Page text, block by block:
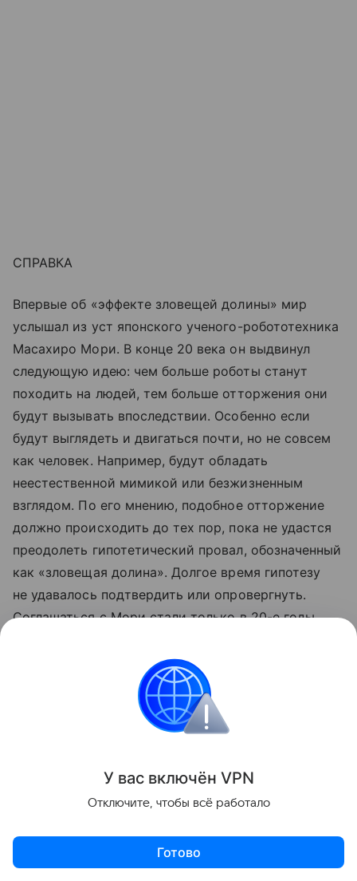
СПРАВКА
Впервые об «эффекте зловещей долины» мир
услышал из уст японского ученого-робототехника
Масахиро Мори. В конце 20 века он выдвинул
следующую идею: чем больше роботы станут
походить на людей, тем больше отторжения они
будут вызывать впоследствии. Особенно если
будут выглядеть и двигаться почти, но не совсем
как человек. Например, будут обладать
неестественной мимикой или безжизненным
взглядом. По его мнению, подобное отторжение
должно происходить до тех пор, пока не удастся
преодолеть гипотетический провал, обозначенный
как «зловещая долина». Долгое время гипотезу
не удавалось подтвердить или опровергнуть.
Соглашаться с Мори стали только в 20-е годы
не смог ни один робот.
искусственного интеллекта». Документ впервые
закрепит не только сами понятия ИИ и большой
фундаментальной модели, но и принципы
их регулирования. Закон обяжет крупные онлайн-
У вас включён VPN
Отключите, чтобы всё работало
Готово